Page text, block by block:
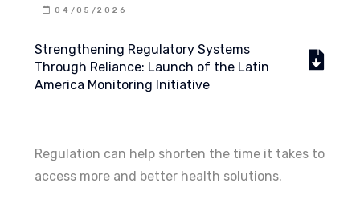
04/05/2026
Strengthening Regulatory Systems
Through Reliance: Launch of the Latin
America Monitoring Initiative
Regulation can help shorten the time it takes to
access more and better health solutions.